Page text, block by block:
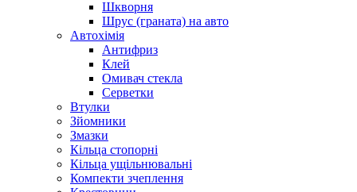
Шкворня
Шрус (граната) на авто
Автохімія
Антифриз
Клей
Омивач стекла
Серветки
Втулки
Зйомники
Змазки
Кільца стопорні
Кільца ущільнювальні
Компекти зчеплення